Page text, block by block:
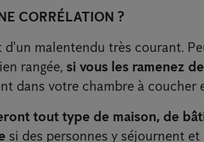
CORRÉLATION ?
d'un malentendu très courant.
rangée, si vous les ramenez
dans votre chambre à coucher
tout type de maison, de
si des personnes y séjournent